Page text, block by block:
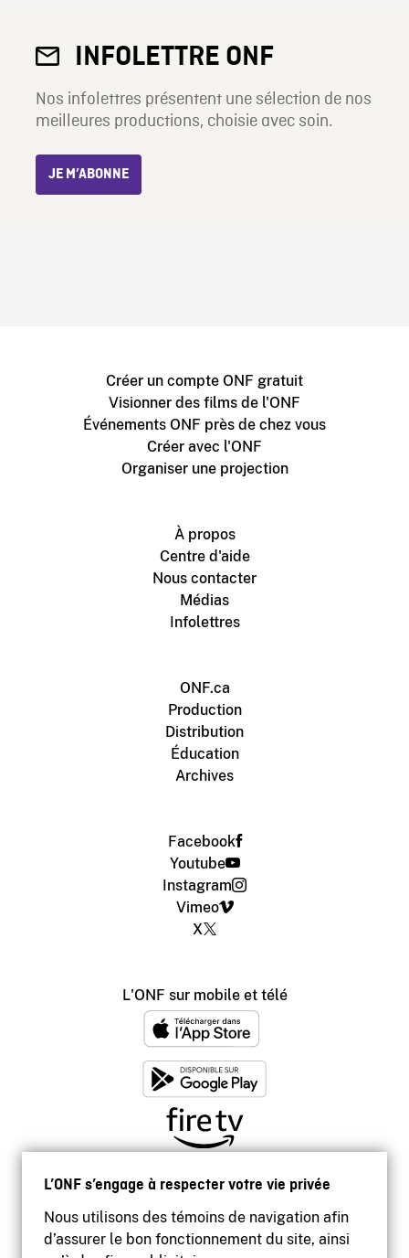
L’ONF s’engage à respecter votre vie privée
Nous utilisons des témoins de navigation afin
d’assurer le bon fonctionnement du site, ainsi
INFOLETTRE ONF
Nos infolettres présentent une sélection de nos
meilleures productions, choisie avec soin.
JE M’ABONNE
Créer un compte ONF gratuit
Visionner des films de l'ONF
Événements ONF près de chez vous
Créer avec l'ONF
Organiser une projection
À propos
Centre d'aide
Nous contacter
Médias
Infolettres
ONF.ca
Production
Distribution
Éducation
Archives
Facebook
Youtube
Instagram
Vimeo
X
L'ONF sur mobile et télé